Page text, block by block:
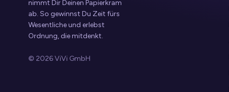
nimmt Dir Deinen Papierkram
ab. So gewinnst Du Zeit fürs
Wesentliche und erlebst
Ordnung, die mitdenkt.
© 2026 ViVi GmbH